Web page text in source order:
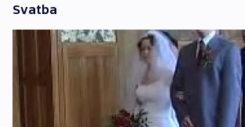
Svatba